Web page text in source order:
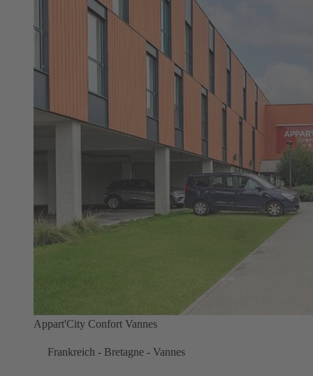
Appart'City Confort Vannes
Frankreich - Bretagne - Vannes